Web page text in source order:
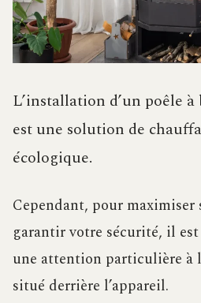
L’installation d’un poêle
est une solution de
écologique.
Cependant, pour maximiser
garantir votre sécurité, il est
une attention particulière à
situé derrière l’appareil.